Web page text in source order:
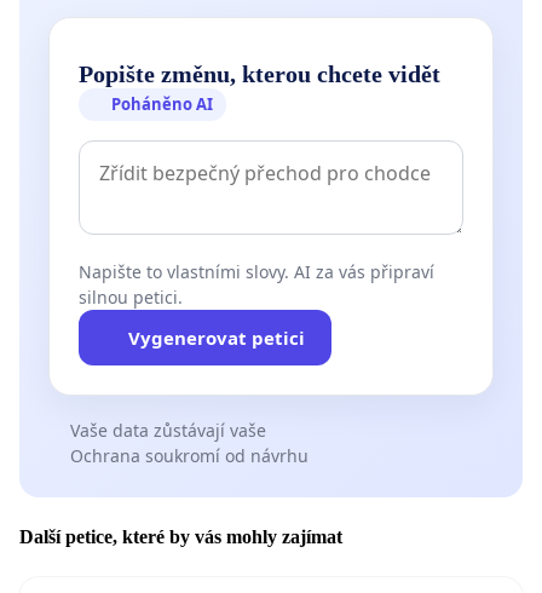
Popište změnu, kterou chcete vidět
Poháněno AI
Napište to vlastními slovy. AI za vás připraví
silnou petici.
Vygenerovat petici
Vaše data zůstávají vaše
Ochrana soukromí od návrhu
Další petice, které by vás mohly zajímat